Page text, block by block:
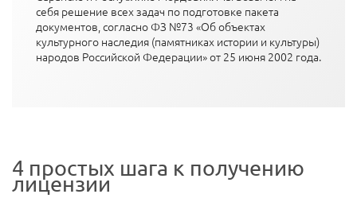
себя решение всех задач по подготовке пакета
документов, согласно ФЗ №73 «Об объектах
культурного наследия (памятниках истории и культуры)
народов Российской Федерации» от 25 июня 2002 года.
4 простых шага к получению
лицензии